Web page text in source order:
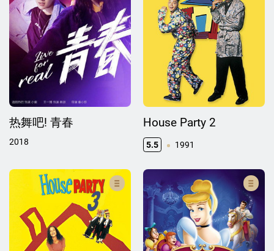
热舞吧! 青春
2018
House Party 2
5.5 1991